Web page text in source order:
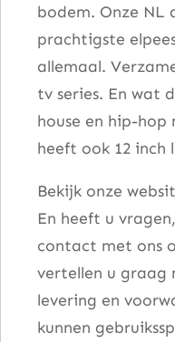
bodem. Onze NL
prachtigste
allemaal.
tv series. En wat
house en hip-hop
heeft ook 12 inch
Bekijk onze
En heeft u
contact met ons
vertellen u graag
levering en
kunnen